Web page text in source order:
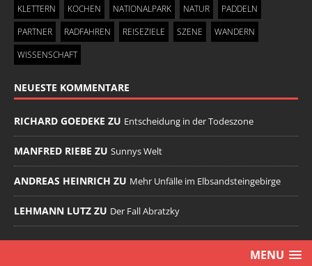
KLETTERN
KOCHEN NATIONALPARK NATUR
PADDELN
PARTNER
RADFAHREN REISEZIELE SZENE
WANDERN
WISSENSCHAFT
NEUESTE KOMMENTARE
RICHARD GOEDEKE ZU Entscheidung in der Todeszone
MANFRED RIEBE ZU Sunnys Welt
ANDREAS HEINRICH ZU Mehr Unfälle im Elbsandsteingebirge
LEHMANN LUTZ ZU Der Fall Abratzky
MENU